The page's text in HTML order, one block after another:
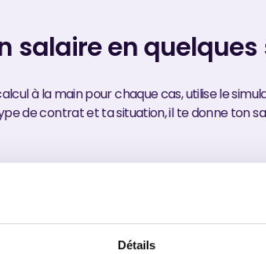
Détails
salaire en quelques
à la main pour chaque cas, utilise le
de contrat et ta situation, il te donne ton
salaire en alternance